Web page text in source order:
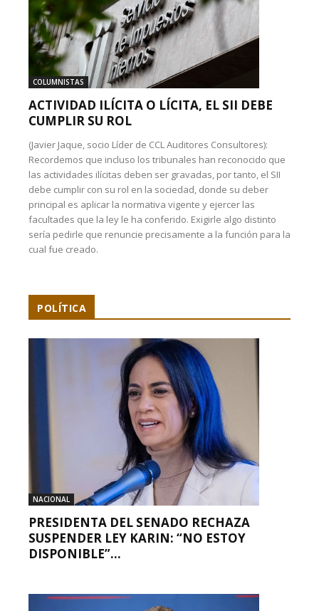
COLUMNISTAS
ACTIVIDAD ILÍCITA O LÍCITA, EL SII DEBE
CUMPLIR SU ROL
(Javier Jaque, socio Líder de CCL Auditores Consultores):
Recordemos que incluso los tribunales han reconocido que
las actividades ilícitas deben ser gravadas, por tanto, el SII
debe cumplir con su rol en la sociedad, donde su deber
principal es aplicar la normativa vigente y ejercer las
facultades que la ley le ha conferido. Exigirle algo distinto
sería pedirle que renuncie precisamente a la función para la
cual fue creado.
POLÍTICA
NACIONAL
PRESIDENTA DEL SENADO RECHAZA
SUSPENDER LEY KARIN: “NO ESTOY
DISPONIBLE”...